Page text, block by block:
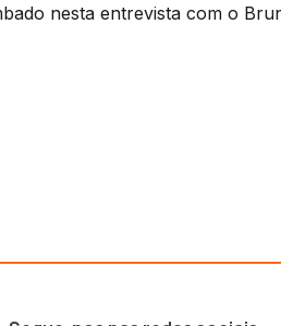
nesta entrevista com o